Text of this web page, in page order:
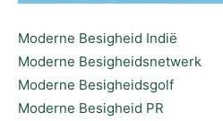
Moderne Besigheid Indië
Moderne Besigheidsnetwerk
Moderne Besigheidsgolf
Moderne Besigheid PR